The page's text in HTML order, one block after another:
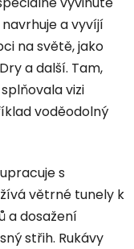
a vyvíjí
na světě, jako
a další. Tam,
vizi
voděodolný
s
větrné tunely k
a dosažení
střih. Rukávy